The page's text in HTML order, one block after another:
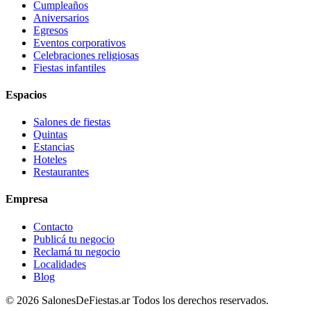
Cumpleaños
Aniversarios
Egresos
Eventos corporativos
Celebraciones religiosas
Fiestas infantiles
Espacios
Salones de fiestas
Quintas
Estancias
Hoteles
Restaurantes
Empresa
Contacto
Publicá tu negocio
Reclamá tu negocio
Localidades
Blog
© 2026 SalonesDeFiestas.arTodos los derechos reservados.